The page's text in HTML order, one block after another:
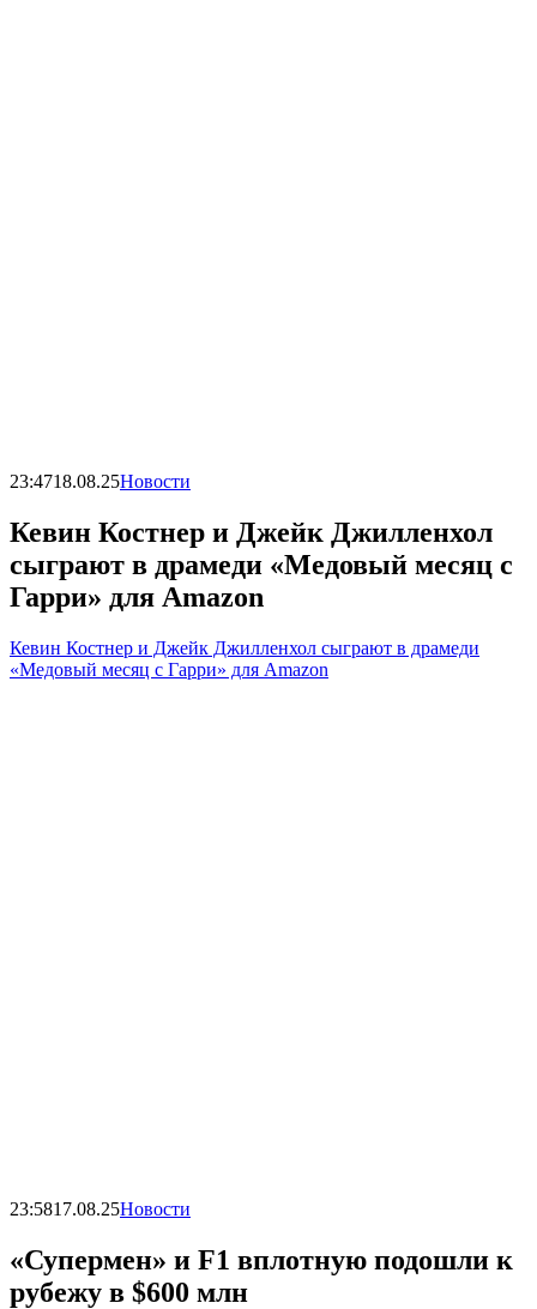
23:4718.08.25Новости
Кевин Костнер и Джейк Джилленхол
сыграют в драмеди «Медовый месяц с
Гарри» для Amazon
Кевин Костнер и Джейк Джилленхол сыграют в драмеди
«Медовый месяц с Гарри» для Amazon
23:5817.08.25Новости
«Супермен» и F1 вплотную подошли к
рубежу в $600 млн